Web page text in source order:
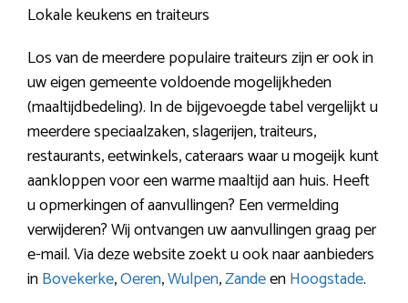
Lokale keukens en traiteurs
Los van de meerdere populaire traiteurs zijn er ook in
uw eigen gemeente voldoende mogelijkheden
(maaltijdbedeling). In de bijgevoegde tabel vergelijkt u
meerdere speciaalzaken, slagerijen, traiteurs,
restaurants, eetwinkels, cateraars waar u mogeijk kunt
aankloppen voor een warme maaltijd aan huis. Heeft
u opmerkingen of aanvullingen? Een vermelding
verwijderen? Wij ontvangen uw aanvullingen graag per
e-mail. Via deze website zoekt u ook naar aanbieders
inBovekerke,Oeren,Wulpen,ZandeenHoogstade.